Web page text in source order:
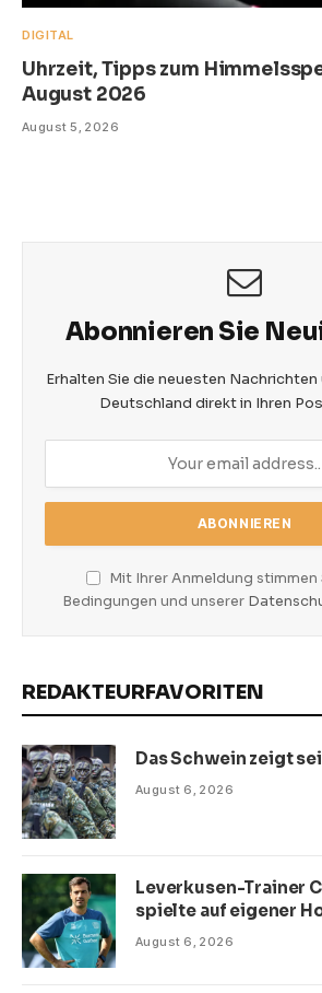
DIGITAL
Uhrzeit, Tipps zum
August 2026
August 5, 2026
Abonnieren Sie
Erhalten Sie die neuesten
Deutschland direkt in Ihren
Mit Ihrer Anmeldung stimmen
Bedingungen und unserer
REDAKTEURFAVORITEN
Das Schwein zeigt
August 6, 2026
Leverkusen-Trainer
spielte auf eigener
August 6, 2026